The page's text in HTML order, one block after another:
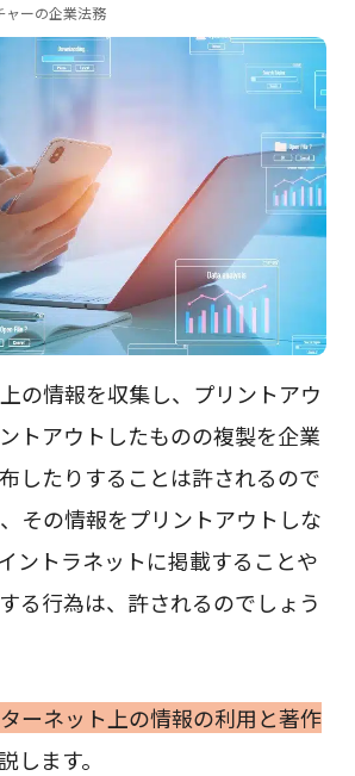
ャーの企業法務
の情報を収集し、プリントアウ
トアウトしたものの複製を企業
したりすることは許されるので
その情報をプリントアウトしな
ントラネットに掲載することや
る行為は、許されるのでしょう
ーネット上の情報の利用と著作
します。